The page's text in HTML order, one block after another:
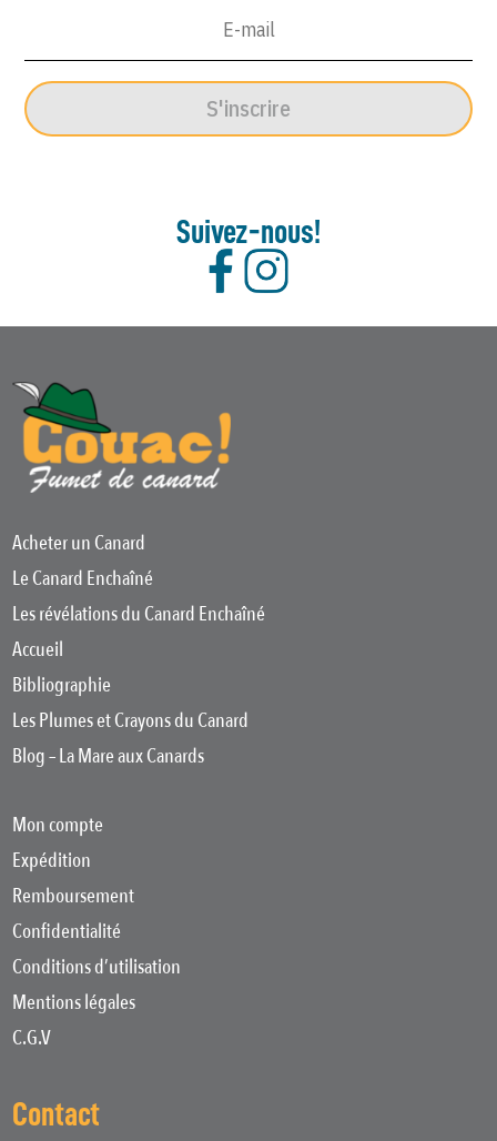
S'inscrire
Suivez-nous!
Acheter un Canard
Le Canard Enchaîné
Les révélations du Canard Enchaîné
Accueil
Bibliographie
Les Plumes et Crayons du Canard
Blog – La Mare aux Canards
Mon compte
Expédition
Remboursement
Confidentialité
Conditions d’utilisation
Mentions légales
C.G.V
Contact